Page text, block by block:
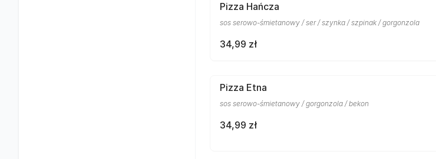
Pizza Hańcza
sos serowo-śmietanowy / ser / szynka / szpinak / gorgonzola
34,99 zł
Pizza Etna
sos serowo-śmietanowy / gorgonzola / bekon
34,99 zł